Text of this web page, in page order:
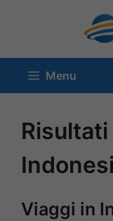
contenuto
Menu
Viaggi in